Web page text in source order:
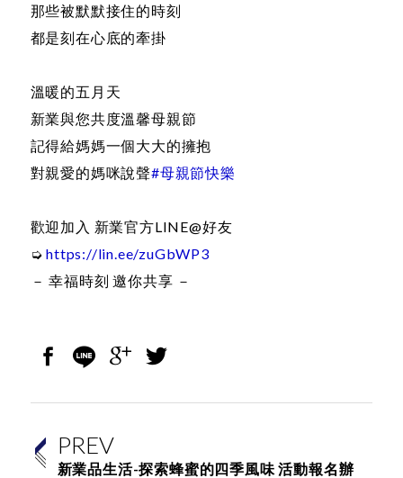
那些被默默接住的時刻
都是刻在心底的牽掛
溫暖的五月天
新業與您共度溫馨母親節
記得給媽媽一個大大的擁抱
對親愛的媽咪說聲#母親節快樂
歡迎加入 新業官方LINE@好友
➭https://lin.ee/zuGbWP3
－ 幸福時刻 邀你共享 －
PREV
新業品生活-探索蜂蜜的四季風味 活動報名辦